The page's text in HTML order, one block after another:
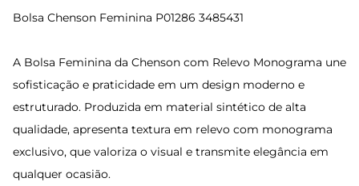
Bolsa Chenson Feminina P01286 3485431
A Bolsa Feminina da Chenson com Relevo Monograma une
sofisticação e praticidade em um design moderno e
estruturado. Produzida em material sintético de alta
qualidade, apresenta textura em relevo com monograma
exclusivo, que valoriza o visual e transmite elegância em
qualquer ocasião.